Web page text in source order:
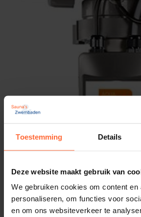
Toestemming Details
Deze website maakt gebruik van
We gebruiken cookies om content en
personaliseren, om functies voor
en om ons websiteverkeer te